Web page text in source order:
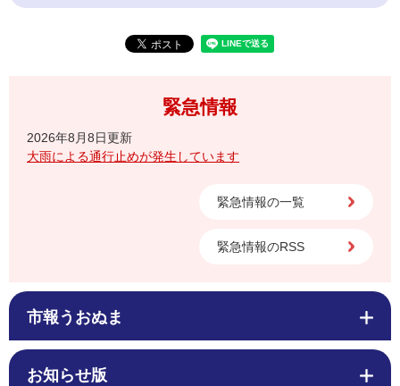
緊急情報
2026年8月8日更新
大雨による通行止めが発生しています
緊急情報の一覧
緊急情報のRSS
市報うおぬま
お知らせ版